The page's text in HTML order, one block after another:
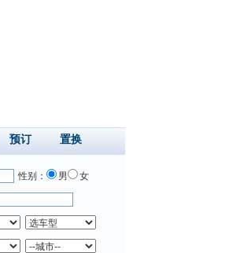
预订 置换
性别： 男 女